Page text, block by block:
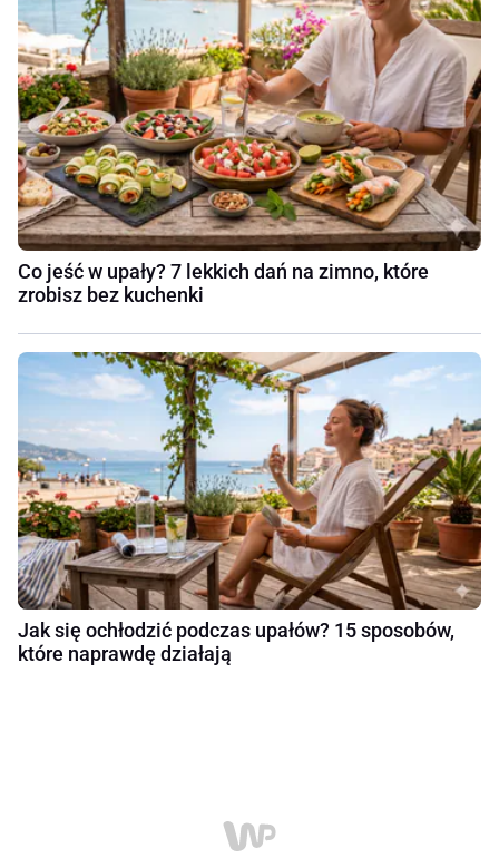
Co jeść w upały? 7 lekkich dań na zimno, które
zrobisz bez kuchenki
Jak się ochłodzić podczas upałów? 15 sposobów,
które naprawdę działają